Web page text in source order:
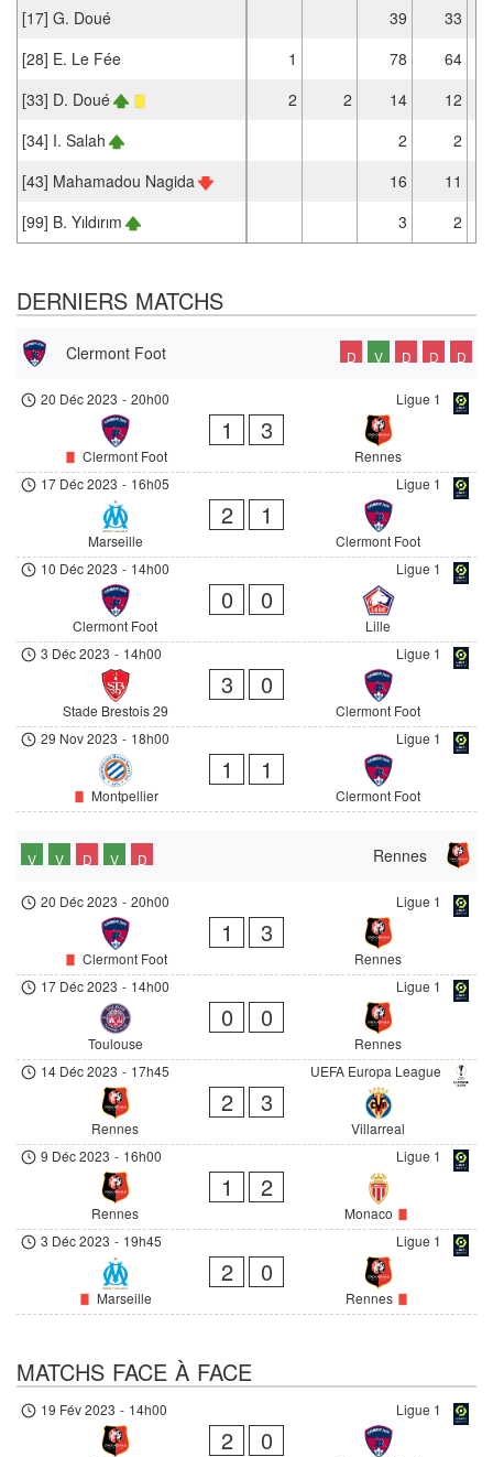
[17] G. Doué 39
33
[28] E. Le Fée
1 78
64
[33] D. Doué
2 2 14
12
[34] I. Salah
2
2
[43] Mahamadou Nagida
16
11
[99] B. Yıldırım
3 2
DERNIERS MATCHS
Clermont Foot D V D D D
Ligue 1
20 Déc 2023 - 20h00
Clermont Foot
1 3
Rennes
Ligue 1
17 Déc 2023 - 16h05
Marseille
2 1
Clermont Foot
Ligue 1
10 Déc 2023 - 14h00
Clermont Foot
0 0
Lille
Ligue 1
3 Déc 2023 - 14h00
Stade Brestois 29
3 0
Clermont Foot
Ligue 1
29 Nov 2023 - 18h00
Montpellier
1 1
Clermont Foot
Rennes
V V D V D
Ligue 1
20 Déc 2023 - 20h00
Clermont Foot
1 3
Rennes
Ligue 1
17 Déc 2023 - 14h00
Toulouse
0 0
Rennes
UEFA Europa League
14 Déc 2023 - 17h45
Rennes
2 3
Villarreal
Ligue 1
9 Déc 2023 - 16h00
Rennes
1 2
Monaco
Ligue 1
3 Déc 2023 - 19h45
Marseille
2 0
Rennes
MATCHS FACE À FACE
Ligue 1
19 Fév 2023 - 14h00
2 0